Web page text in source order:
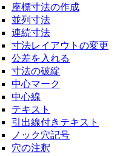
座標寸法の作成
並列寸法
連続寸法
寸法レイアウトの変更
公差を入れる
寸法の破綻
中心マーク
中心線
テキスト
引出線付きテキスト
ノック穴記号
穴の注釈